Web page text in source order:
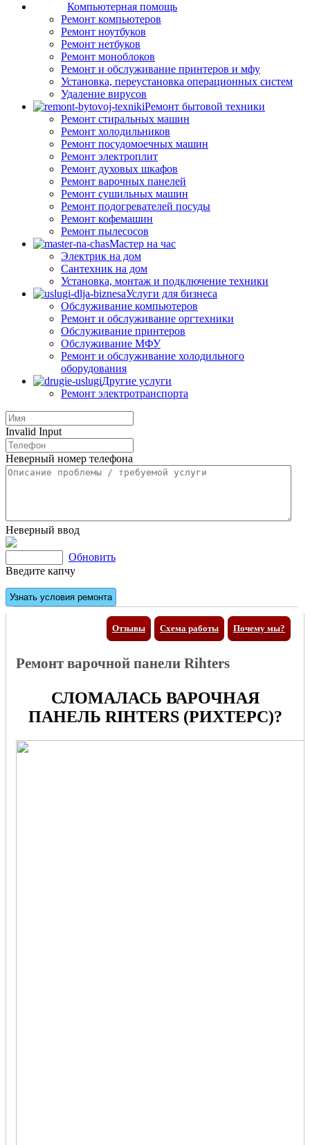
Компьютерная помощь
Ремонт компьютеров
Ремонт ноутбуков
Ремонт нетбуков
Ремонт моноблоков
Ремонт и обслуживание принтеров и мфу
Установка, переустановка операционных систем
Удаление вирусов
Ремонт бытовой техники
Ремонт стиральных машин
Ремонт холодильников
Ремонт посудомоечных машин
Ремонт электроплит
Ремонт духовых шкафов
Ремонт варочных панелей
Ремонт сушильных машин
Ремонт подогревателей посуды
Ремонт кофемашин
Ремонт пылесосов
Мастер на час
Электрик на дом
Сантехник на дом
Установка, монтаж и подключение техники
Услуги для бизнеса
Обслуживание компьютеров
Ремонт и обслуживание оргтехники
Обслуживание принтеров
Обслуживание МФУ
Ремонт и обслуживание холодильного
оборудования
Другие услуги
Ремонт электротранспорта
Invalid Input
Неверный номер телефона
Неверный ввод
Обновить
Введите капчу
Отзывы Почему мы?
Схема работы
Ремонт варочной панели Rihters
СЛОМАЛАСЬ ВАРОЧНАЯ
ПАНЕЛЬ RIHTERS (РИХТЕРС)?